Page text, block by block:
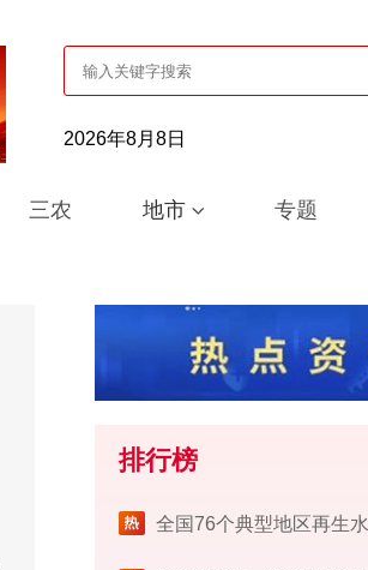
2026年8月8日
三农 地市 专题
排行榜
全国76个典型地区再生水利用配置